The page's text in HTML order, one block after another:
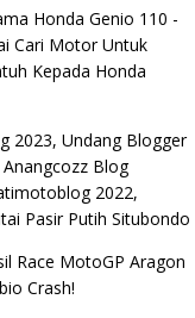
Honda Genio 110 -
Cari Motor Untuk
Kepada Honda
2023, Undang Blogger
Blog
2022,
Pasir Putih Situbondo
Race MotoGP Aragon
Crash!